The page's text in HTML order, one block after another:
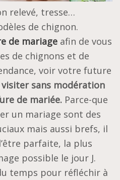
relevé, tresse…
de chignon.
de mariage afin de vous
de chignons et de
voir votre future
visiter sans modération
de mariée. Parce-que
un mariage sont des
mais aussi brefs, il
parfaite, la plus
possible le jour J.
temps pour réfléchir à